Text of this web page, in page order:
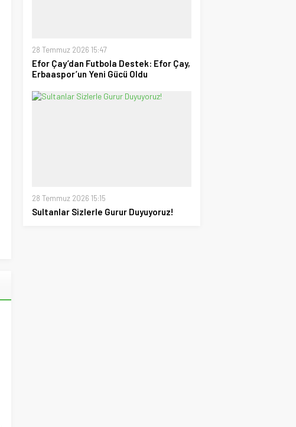
28 Temmuz 2026 15:47
Efor Çay’dan Futbola Destek: Efor Çay,
Erbaaspor’un Yeni Gücü Oldu
28 Temmuz 2026 15:15
Sultanlar Sizlerle Gurur Duyuyoruz!